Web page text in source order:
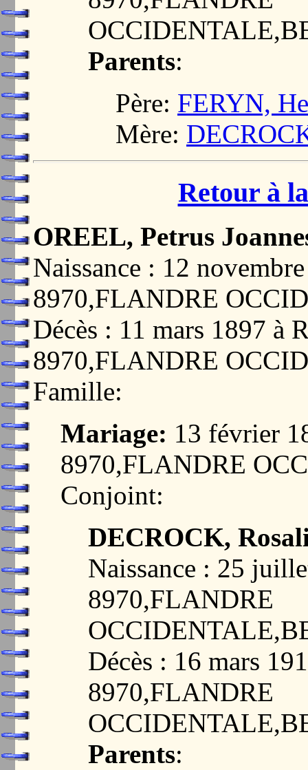
Parents:
Père: FERYN,
Mère:
Retour à
OREEL, Petrus
Naissance : 12
8970,FLANDRE
Décès : 11 mars 1897 à
8970,FLANDRE
Famille:
Mariage: 13 février
8970,FLANDRE
Conjoint:
DECROCK,
Naissance : 25
8970,FLANDRE
Décès : 16 mars
8970,FLANDRE
Parents: